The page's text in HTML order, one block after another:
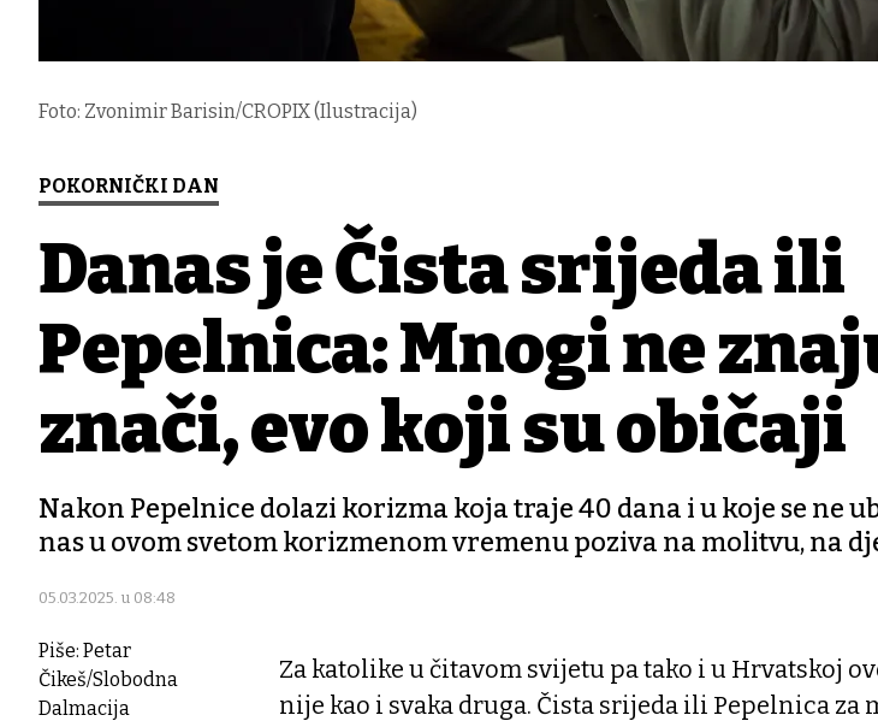
Foto: Zvonimir Barisin/CROPIX (Ilustracija)
POKORNIČKI DAN
Danas je Čista srijeda ili
Pepelnica: Mnogi ne
znači, evo koji su običaji
Nakon Pepelnice dolazi korizma koja traje 40 dana i u koje se ne
nas u ovom svetom korizmenom vremenu poziva na molitvu, na
05.03.2025. u 08:48
Piše: Petar
Čikeš/Slobodna
Dalmacija
Za katolike u čitavom svijetu pa tako i u Hrvatskoj
nije kao i svaka druga. Čista srijeda ili Pepelnica za